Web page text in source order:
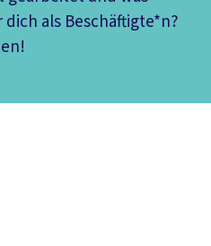
als Beschäftigte*n?